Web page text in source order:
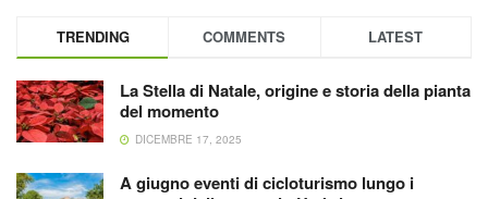
TRENDING COMMENTS LATEST
La Stella di Natale, origine e storia della pianta
del momento
DICEMBRE 17, 2025
A giugno eventi di cicloturismo lungo i